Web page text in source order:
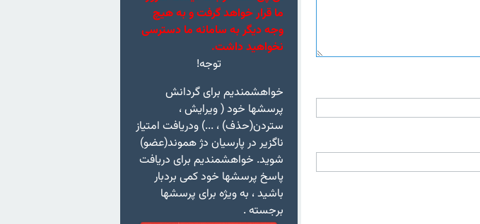
ما قرار خواهد گرفت و به هیچ
وجه دیگر به سامانه ما دسترسی
نخواهید داشت.
توجه!
خواهشمندیم برای گردانش
پرسشها خود ( ویرایش ،
ستردن(حذف) ، ...) ودریافت امتیاز
ناگزیر در پارسیان دژ هموند(عضو)
شوید. خواهشمندیم برای دریافت
پاسخ پرسشها خود کمی بردبار
باشید ، به ویژه برای پرسشها
برجسته .